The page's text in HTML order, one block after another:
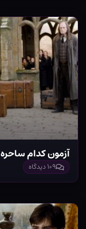
آزمون کدام ساحره
۱۰۹ دیدگاه